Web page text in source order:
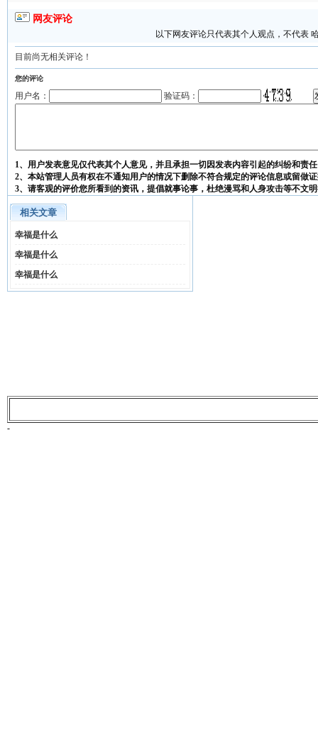
网友评论
以下网友评论只代表其个人观点，不代表
目前尚无相关评论！
您的评论
用户名： 验证码：
1、用户发表意见仅代表其个人意见，并且承担一切因发表内容引起的纠纷和责
2、本站管理人员有权在不通知用户的情况下删除不符合规定的评论信息或留做
3、请客观的评价您所看到的资讯，提倡就事论事，杜绝漫骂和人身攻击等不文
相关文章
幸福是什么
幸福是什么
幸福是什么
-